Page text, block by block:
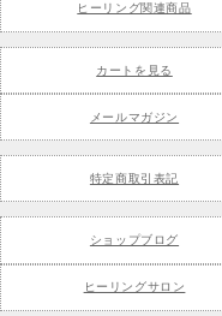
ヒーリング関連商品
カートを見る
メールマガジン
特定商取引表記
ショップブログ
ヒーリングサロン